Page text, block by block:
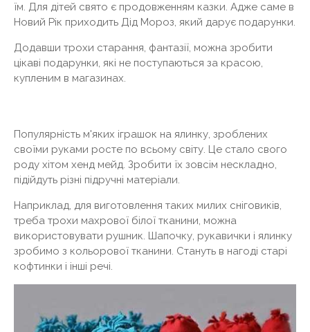
їм. Для дітей свято є продовженням казки. Адже саме в
Новий Рік приходить Дід Мороз, який дарує подарунки.
Додавши трохи старання, фантазії, можна зробити
цікаві подарунки, які не поступаються за красою,
купленим в магазинах.
Популярність м'яких іграшок на ялинку, зроблених
своїми руками росте по всьому світу. Це стало свого
роду хітом хенд мейд. Зробити їх зовсім нескладно,
підійдуть різні підручні матеріали.
Наприклад, для виготовлення таких милих сніговиків,
треба трохи махрової білої тканини, можна
використовувати рушник. Шапочку, рукавички і ялинку
зробимо з кольорової тканини. Стануть в нагоді старі
кофтинки і інші речі.